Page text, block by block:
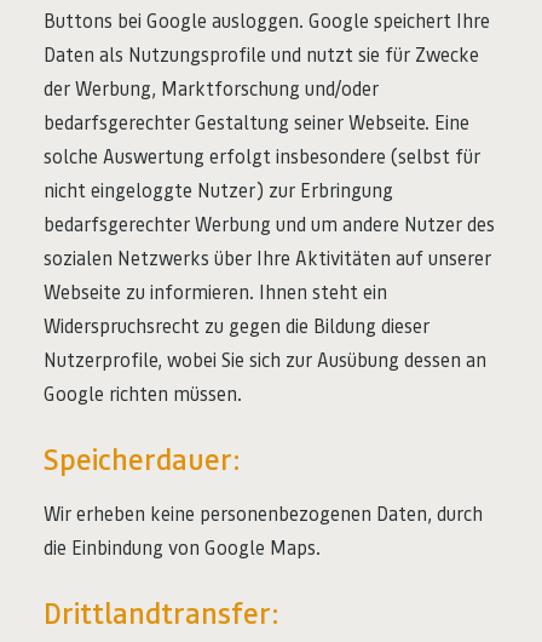
Buttons bei Google ausloggen. Google speichert Ihre
Daten als Nutzungsprofile und nutzt sie für Zwecke
der Werbung, Marktforschung und/oder
bedarfsgerechter Gestaltung seiner Webseite. Eine
solche Auswertung erfolgt insbesondere (selbst für
nicht eingeloggte Nutzer) zur Erbringung
bedarfsgerechter Werbung und um andere Nutzer des
sozialen Netzwerks über Ihre Aktivitäten auf unserer
Webseite zu informieren. Ihnen steht ein
Widerspruchsrecht zu gegen die Bildung dieser
Nutzerprofile, wobei Sie sich zur Ausübung dessen an
Google richten müssen.
Speicherdauer:
Wir erheben keine personenbezogenen Daten, durch
die Einbindung von Google Maps.
Drittlandtransfer: